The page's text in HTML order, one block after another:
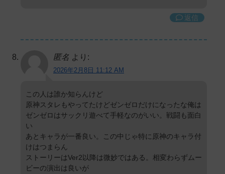
返信
匿名 より:
2026年2月8日 11:12 AM
この人は誰か知らんけど
原神スタレもやってたけどゼンゼロだけになったな俺は
ゼンゼロはサックリ遊べて手軽なのがいい。戦闘も面白
い
あとキャラが一番良い。この中じゃ特に原神のキャラ付
けはつまらん
ストーリーはVer2以降は微妙ではある。相変わらずムー
ビーの演出は良いが